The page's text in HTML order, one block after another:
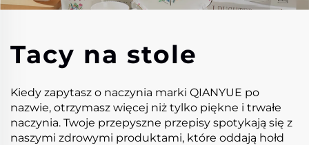
Tacy na stole
Kiedy zapytasz o naczynia marki QIANYUE po
nazwie, otrzymasz więcej niż tylko piękne i trwałe
naczynia. Twoje przepyszne przepisy spotykają się z
naszymi zdrowymi produktami, które oddają hołd